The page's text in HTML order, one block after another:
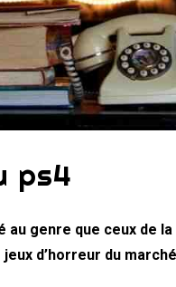
ps4
au genre que ceux de
d’horreur du